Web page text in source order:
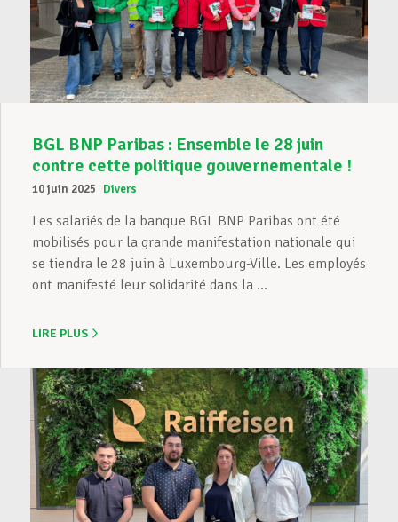
BGL BNP Paribas : Ensemble le 28 juin
contre cette politique gouvernementale !
10 juin 2025 Divers
Les salariés de la banque BGL BNP Paribas ont été
mobilisés pour la grande manifestation nationale qui
se tiendra le 28 juin à Luxembourg-Ville. Les employés
ont manifesté leur solidarité dans la ...
LIRE PLUS